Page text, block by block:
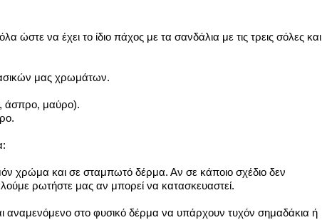
ώστε να έχει το ίδιο πάχος με τα σανδάλια με τις τρεις σόλες και
μας χρωμάτων.
άσπρο, μαύρο).
χρώμα και σε σταμπωτό δέρμα. Αν σε κάποιο σχέδιο δεν
ρωτήστε μας αν μπορεί να κατασκευαστεί.
αναμενόμενο στο φυσικό δέρμα να υπάρχουν τυχόν σημαδάκια ή